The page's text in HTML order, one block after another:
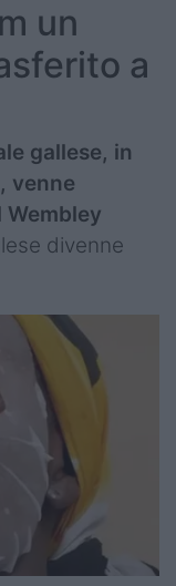
un
a
gallese, in
venne
divenne